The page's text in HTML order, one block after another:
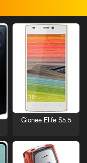
Gionee Elife S5.5